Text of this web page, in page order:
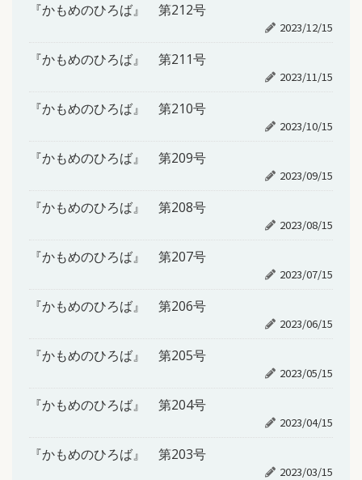
『かもめのひろば』 第212号
2023/12/15
『かもめのひろば』 第211号
2023/11/15
『かもめのひろば』 第210号
2023/10/15
『かもめのひろば』 第209号
2023/09/15
『かもめのひろば』 第208号
2023/08/15
『かもめのひろば』 第207号
2023/07/15
『かもめのひろば』 第206号
2023/06/15
『かもめのひろば』 第205号
2023/05/15
『かもめのひろば』 第204号
2023/04/15
『かもめのひろば』 第203号
2023/03/15